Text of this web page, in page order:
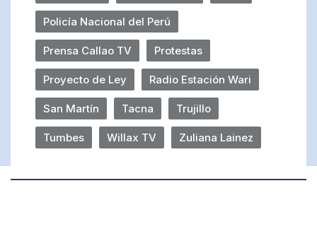
Policía Nacional del Perú
Prensa Callao TV Protestas
Proyecto de Ley Radio Estación Wari
San Martín Tacna Trujillo
Tumbes Willax TV Zuliana Lainez